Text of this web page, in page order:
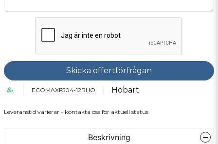
Skicka offertförfrågan
ECOMAXF504-12BHO Hobart
Leveranstid varierar - kontakta oss för aktuell status
Beskrivning